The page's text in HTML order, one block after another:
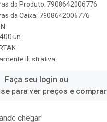
do Produto: 7908642006776
da Caixa: 7908642006776
un
ilustrativa
Faça seu login ou
para ver preços e comprar
chegar